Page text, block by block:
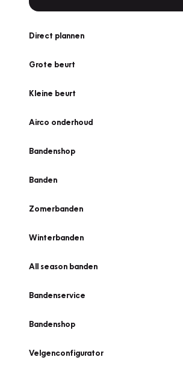
Direct plannen
Grote beurt
Kleine beurt
Airco onderhoud
Bandenshop
Banden
Zomerbanden
Winterbanden
All season banden
Bandenservice
Bandenshop
Velgenconfigurator